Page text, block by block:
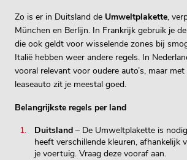
Zo is er in Duitsland de Umweltplakette,
München en Berlijn. In Frankrijk gebruik je de
die ook geldt voor wisselende zones bij
Italië hebben weer andere regels. In
vooral relevant voor oudere auto’s, maar
leaseauto zit je meestal goed.
Belangrijkste regels per land
Duitsland – De Umweltplakette is
heeft verschillende kleuren, afhankelijk
je voertuig. Vraag deze vooraf aan.